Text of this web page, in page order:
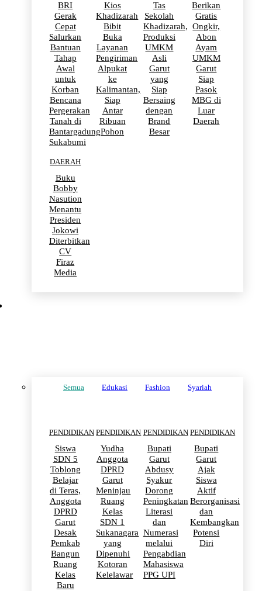
BRI
Gerak
Cepat
Salurkan
Bantuan
Tahap
Awal
untuk
Korban
Bencana
Pergerakan
Tanah di
Bantargadung
Sukabumi
Kios
Khadizarah
Bibit
Buka
Layanan
Pengiriman
Alpukat
ke
Kalimantan,
Siap
Antar
Ribuan
Pohon
Tas
Sekolah
Khadizarah,
Produksi
UMKM
Asli
Garut
yang
Siap
Bersaing
dengan
Brand
Besar
Berikan
Gratis
Ongkir,
Abon
Ayam
UMKM
Garut
Siap
Pasok
MBG di
Luar
Daerah
DAERAH
Buku
Bobby
Nasution
Menantu
Presiden
Jokowi
Diterbitkan
CV
Firaz
Media
Semua Edukasi Fashion Syariah
PENDIDIKAN
Siswa
SDN 5
Toblong
Belajar
di Teras,
Anggota
DPRD
Garut
Desak
Pemkab
Bangun
Ruang
Kelas
Baru
PENDIDIKAN
Yudha
Anggota
DPRD
Garut
Meninjau
Ruang
Kelas
SDN 1
Sukanagara
yang
Dipenuhi
Kotoran
Kelelawar
PENDIDIKAN
Bupati
Garut
Abdusy
Syakur
Dorong
Peningkatan
Literasi
dan
Numerasi
melalui
Pengabdian
Mahasiswa
PPG UPI
PENDIDIKAN
Bupati
Garut
Ajak
Siswa
Aktif
Berorganisasi
dan
Kembangkan
Potensi
Diri